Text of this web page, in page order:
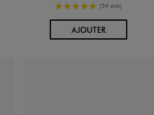
5/5 de moyenne
(54 avis)
AJOUTERAU PANIER